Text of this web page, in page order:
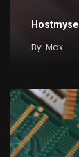
By Max